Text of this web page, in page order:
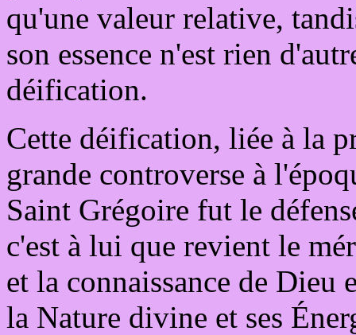
qu'une valeur relative,
son essence n'est rien
déification.
Cette déification, liée à la
grande controverse à
Saint Grégoire fut le
c'est à lui que revient le
et la connaissance de Dieu
la Nature divine et ses